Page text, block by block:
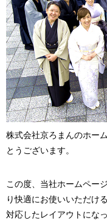
株式会社京ろまんのホー
とうございます。
この度、当社ホームペー
り快適にお使いいただけ
対応したレイアウトにな